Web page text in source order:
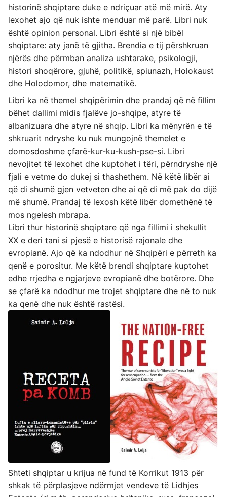
historinë shqiptare duke e ndriçuar atë më mirë. Aty
lexohet ajo që nuk ishte menduar më parë. Libri nuk
është opinion personal. Libri është si një bibël
shqiptare: aty janë të gjitha. Brendia e tij përshkruan
njërës dhe përmban analiza ushtarake, psikologji,
histori shoqërore, gjuhë, politikë, spiunazh, Holokaust
dhe Holodomor, dhe matematikë.
Libri ka në themel shqipërimin dhe prandaj që në fillim
bëhet dallimi midis fjalëve jo-shqipe, atyre të
albanizuara dhe atyre në shqip. Libri ka mënyrën e të
shkruarit ndryshe ku nuk mungojnë themelet e
domosdoshme çfarë-kur-ku-kush-pse-si. Libri
nevojitet të lexohet dhe kuptohet i tëri, përndryshe një
fjali e vetme do dukej si thashethem. Në këtë libër ai
që di shumë gjen vetveten dhe ai që di më pak do dijë
më shumë. Prandaj të lexosh këtë libër domethënë të
mos ngelesh mbrapa.
Libri thur historinë shqiptare që nga fillimi i shekullit
XX e deri tani si pjesë e historisë rajonale dhe
evropianë. Ajo që ka ndodhur në Shqipëri e përreth ka
qenë e porositur. Me këtë brendi shqiptare kuptohet
edhe rrjedha e ngjarjeve evropianë dhe botërore. Dhe
se çfarë ka ndodhur me trojet shqiptare dhe në to nuk
ka qenë dhe nuk është rastësi.
Shteti shqiptar u krijua në fund të Korrikut 1913 për
shkak të përplasjeve ndërmjet vendeve të Lidhjes